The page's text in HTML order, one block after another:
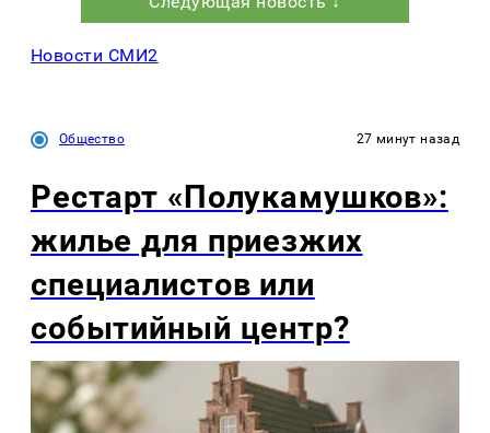
Новости СМИ2
Общество 27 минут назад
Рестарт «Полукамушков»:
жилье для приезжих
специалистов или
событийный центр?